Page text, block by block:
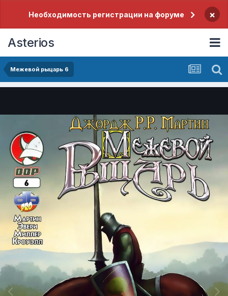
Необходимость регистрации на форуме ×
Asterios
Межевой рыцарь 6